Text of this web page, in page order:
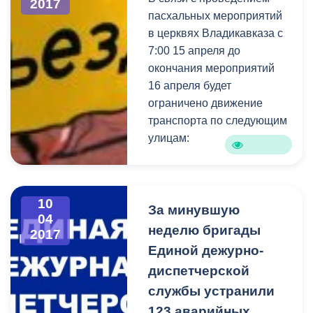
2017
пасхальных мероприятий
в церквях Владикавказа с
7:00 15 апреля до
окончания мероприятий
16 апреля будет
ограничено движение
транспорта по следующим
улицам:
ул.Кантемирова;
ул.Кантемирова от
ул.К.Хетагурова до
ул.Армянская;
ул.Армянская от
ул.Г.Баева до ул.Ч.Баева;
10
04
2017
За минувшую
неделю бригады
Единой дежурно-
диспетчерской
службы устранили